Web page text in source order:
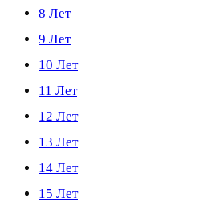
8 Лет
9 Лет
10 Лет
11 Лет
12 Лет
13 Лет
14 Лет
15 Лет